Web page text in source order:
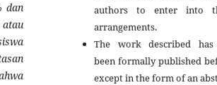
dan
authors to enter into
arrangements.
The work described
been formally published
except in the form of an